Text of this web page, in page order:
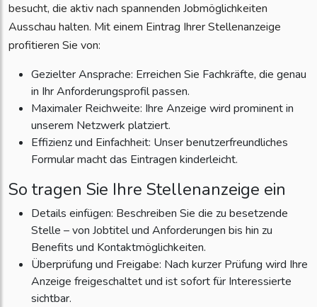
besucht, die aktiv nach spannenden Jobmöglichkeiten
Ausschau halten. Mit einem Eintrag Ihrer Stellenanzeige
profitieren Sie von:
Gezielter Ansprache: Erreichen Sie Fachkräfte, die genau
in Ihr Anforderungsprofil passen.
Maximaler Reichweite: Ihre Anzeige wird prominent in
unserem Netzwerk platziert.
Effizienz und Einfachheit: Unser benutzerfreundliches
Formular macht das Eintragen kinderleicht.
So tragen Sie Ihre Stellenanzeige ein
Details einfügen: Beschreiben Sie die zu besetzende
Stelle – von Jobtitel und Anforderungen bis hin zu
Benefits und Kontaktmöglichkeiten.
Überprüfung und Freigabe: Nach kurzer Prüfung wird Ihre
Anzeige freigeschaltet und ist sofort für Interessierte
sichtbar.